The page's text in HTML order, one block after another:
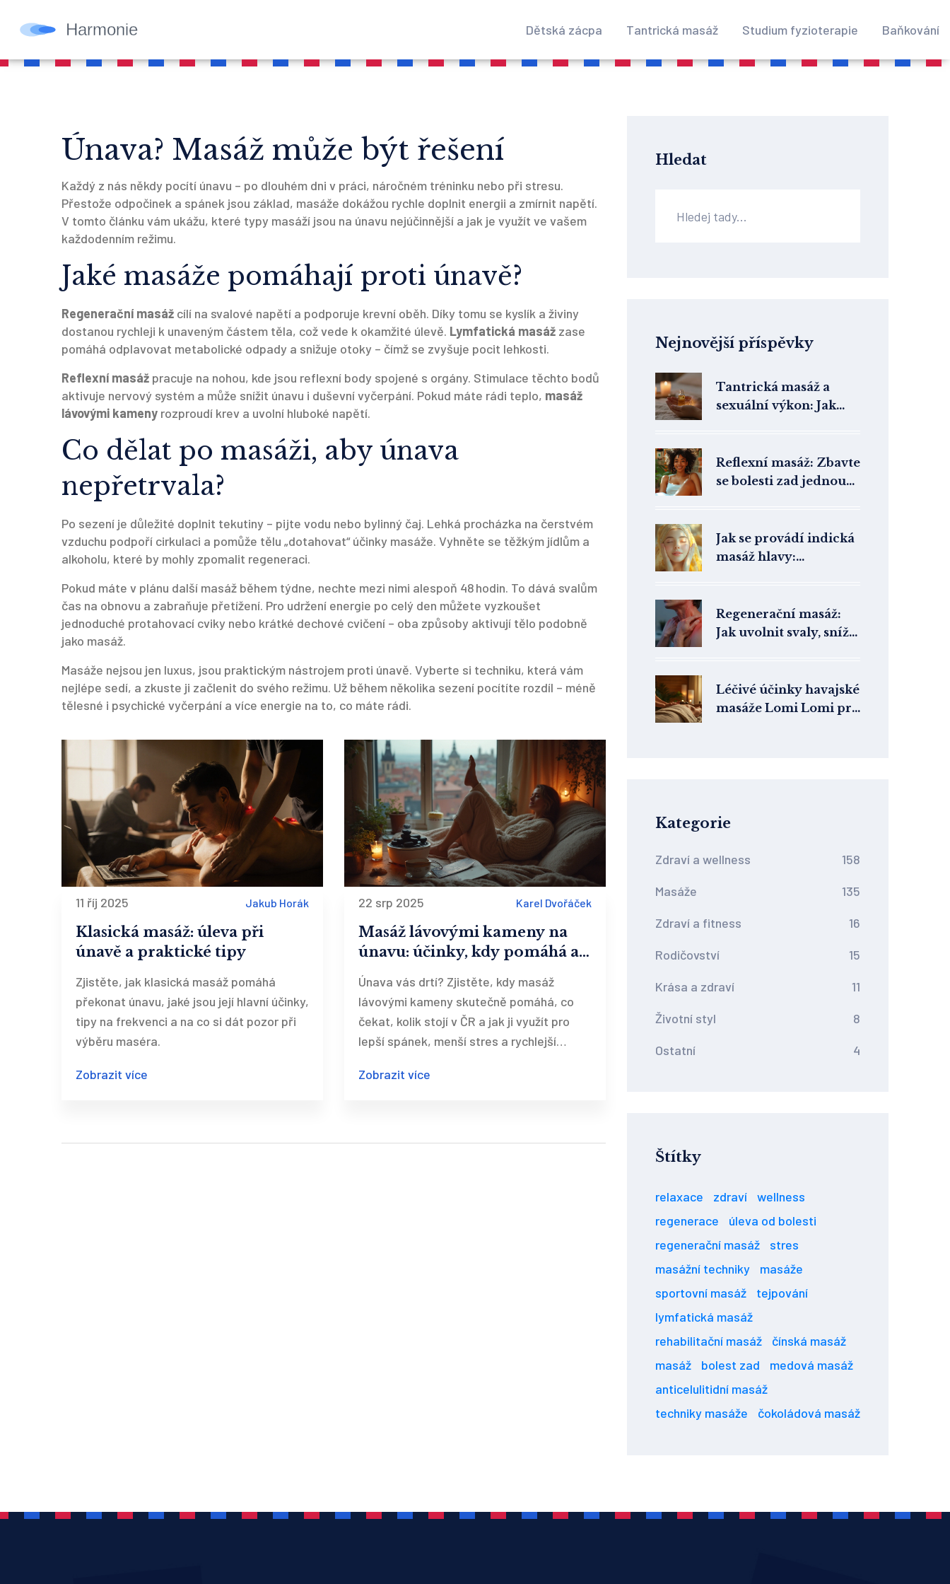
Dětská zácpa Tantrická masáž Studium fyzioterapie Baňkování
Únava? Masáž může být řešení
Každý z nás někdy pocítí únavu – po dlouhém dni v práci, náročném tréninku nebo při stresu.
Přestože odpočinek a spánek jsou základ, masáže dokážou rychle doplnit energii a zmírnit napětí.
V tomto článku vám ukážu, které typy masáží jsou na únavu nejúčinnější a jak je využít ve vašem
každodenním režimu.
Jaké masáže pomáhají proti únavě?
Regenerační masáž cílí na svalové napětí a podporuje krevní oběh. Díky tomu se kyslík a živiny
dostanou rychleji k unaveným částem těla, což vede k okamžité úlevě. Lymfatická masáž zase
pomáhá odplavovat metabolické odpady a snižuje otoky – čímž se zvyšuje pocit lehkosti.
Reflexní masáž pracuje na nohou, kde jsou reflexní body spojené s orgány. Stimulace těchto bodů
aktivuje nervový systém a může snížit únavu i duševní vyčerpání. Pokud máte rádi teplo, masáž
lávovými kameny rozproudí krev a uvolní hluboké napětí.
Co dělat po masáži, aby únava
nepřetrvala?
Po sezení je důležité doplnit tekutiny – pijte vodu nebo bylinný čaj. Lehká procházka na čerstvém
vzduchu podpoří cirkulaci a pomůže tělu „dotahovat“ účinky masáže. Vyhněte se těžkým jídlům a
alkoholu, které by mohly zpomalit regeneraci.
Pokud máte v plánu další masáž během týdne, nechte mezi nimi alespoň 48 hodin. To dává svalům
čas na obnovu a zabraňuje přetížení. Pro udržení energie po celý den můžete vyzkoušet
jednoduché protahovací cviky nebo krátké dechové cvičení – oba způsoby aktivují tělo podobně
jako masáž.
Masáže nejsou jen luxus, jsou praktickým nástrojem proti únavě. Vyberte si techniku, která vám
nejlépe sedí, a zkuste ji začlenit do svého režimu. Už během několika sezení pocítíte rozdíl – méně
tělesné i psychické vyčerpání a více energie na to, co máte rádi.
11 říj 2025 Jakub Horák
Klasická masáž: úleva při
únavě a praktické tipy
Zjistěte, jak klasická masáž pomáhá
překonat únavu, jaké jsou její hlavní účinky,
tipy na frekvenci a na co si dát pozor při
výběru maséra.
Zobrazit více
22 srp 2025 Karel Dvořáček
Masáž lávovými kameny na
únavu: účinky, kdy pomáhá a
jak z ní vytěžit maximum
Únava vás drtí? Zjistěte, kdy masáž
lávovými kameny skutečně pomáhá, co
čekat, kolik stojí v ČR a jak ji využít pro
lepší spánek, menší stres a rychlejší
Zobrazit více
Hledat
Nejnovější příspěvky
Tantrická masáž a
sexuální výkon: Jak
Reflexní masáž: Zbavte
se bolesti zad jednou
Jak se provádí indická
masáž hlavy:
Regenerační masáž:
Jak uvolnit svaly, snížit
Léčivé účinky havajské
masáže Lomi Lomi pro
Kategorie
Zdraví a wellness 158
Masáže 135
Zdraví a fitness 16
Rodičovství 15
Krása a zdraví 11
Životní styl 8
Ostatní 4
Štítky
relaxace zdraví
wellness
regenerace
úleva od bolesti
regenerační masáž
stres
masážní techniky
masáže
sportovní masáž
tejpování
lymfatická masáž
rehabilitační masáž
čínská masáž
masáž
bolest zad
medová masáž
anticelulitidní masáž
techniky masáže
čokoládová masáž